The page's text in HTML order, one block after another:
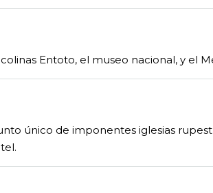
Entoto, el museo nacional, y el
único de imponentes iglesias